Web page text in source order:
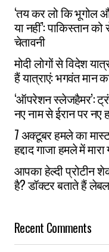
‘तय कर लो कि भूगोल
या नहीं’: पाकिस्तान
चेतावनी
मोदी लोगों से विदेश
हैं यात्राएं: भगवंत मान
‘ऑपरेशन स्लेजहैमर’:
नए नाम से ईरान पर नए
7 अक्टूबर हमले का
हद्दाद गाजा हमले में
आपका हेल्दी प्रोटीन
है? डॉक्टर बताते हैं
Recent Comments